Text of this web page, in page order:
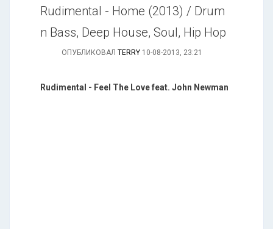
Rudimental - Home (2013) / Drum
n Bass, Deep House, Soul, Hip Hop
ОПУБЛИКОВАЛ TERRY 10-08-2013, 23:21
Rudimental - Feel The Love feat. John Newman